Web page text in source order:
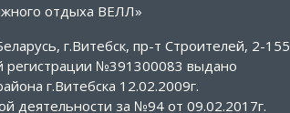
отдыха ВЕЛЛ»
г.Витебск, пр-т Строителей, 2-155
регистрации №391300083 выдано
г.Витебска 12.02.2009г.
деятельности за №94 от 09.02.2017г.